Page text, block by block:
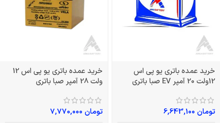
خرید عمده باتری یو پی اس
12ولت 20 آمپر EV صبا باتری
تومان
خرید عمده باتری یو پی اس 12
ولت 28 آمپر صبا باتری
تومان